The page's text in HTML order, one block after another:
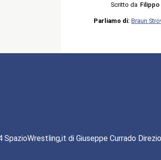
Scritto da
Parliamo di: Braun
di Giuseppe Currado